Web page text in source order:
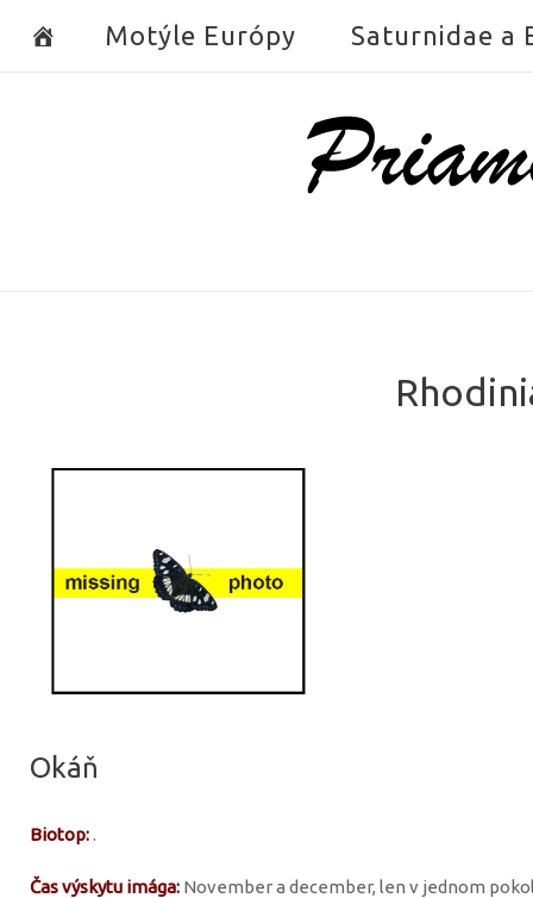
Motýle Európy Saturnidae a
Home
Okáň
Biotop:.
Čas výskytu imága: November a december, len v jednom